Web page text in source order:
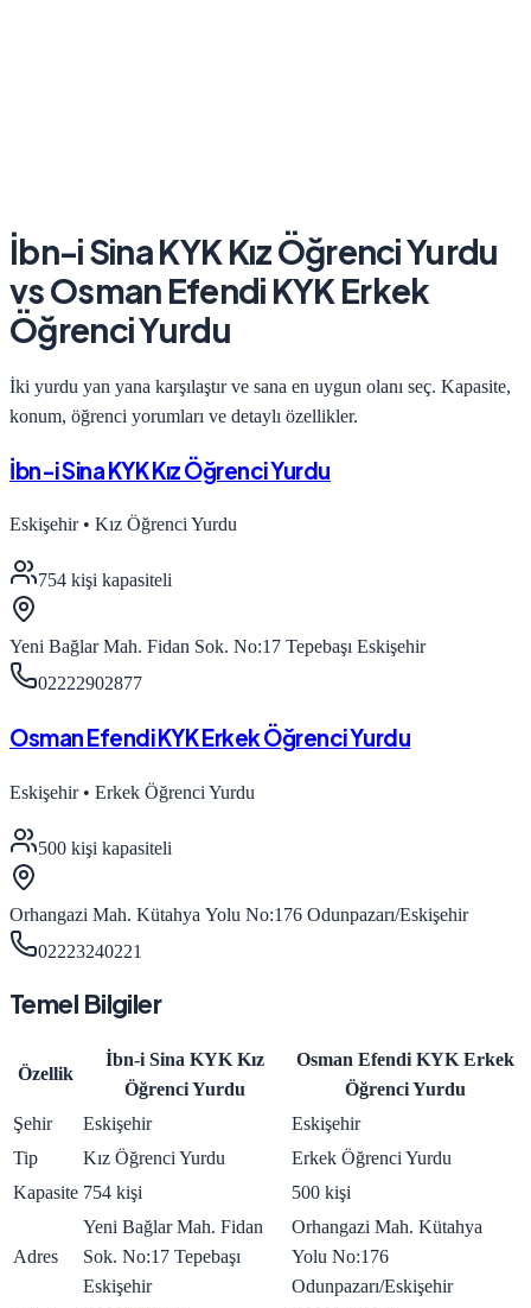
İbn-i Sina KYK Kız Öğrenci Yurdu
vsOsman Efendi KYK Erkek
Öğrenci Yurdu
İki yurdu yan yana karşılaştır ve sana en uygun olanı seç. Kapasite,
konum, öğrenci yorumları ve detaylı özellikler.
İbn-i Sina KYK Kız Öğrenci Yurdu
Eskişehir• Kız Öğrenci Yurdu
754 kişi kapasiteli
Yeni Bağlar Mah. Fidan Sok. No:17 Tepebaşı Eskişehir
02222902877
Osman Efendi KYK Erkek Öğrenci Yurdu
Eskişehir• Erkek Öğrenci Yurdu
500 kişi kapasiteli
Orhangazi Mah. Kütahya Yolu No:176 Odunpazarı/Eskişehir
02223240221
Temel Bilgiler
Özellik
İbn-i Sina KYK Kız
Öğrenci Yurdu
Osman Efendi KYK Erkek
Öğrenci Yurdu
Şehir
Eskişehir
Eskişehir
Tip
Kız Öğrenci Yurdu
Erkek Öğrenci Yurdu
Kapasite 754 kişi 500 kişi
Adres
Yeni Bağlar Mah. Fidan
Sok. No:17 Tepebaşı
Eskişehir
Orhangazi Mah. Kütahya
Yolu No:176
Odunpazarı/Eskişehir